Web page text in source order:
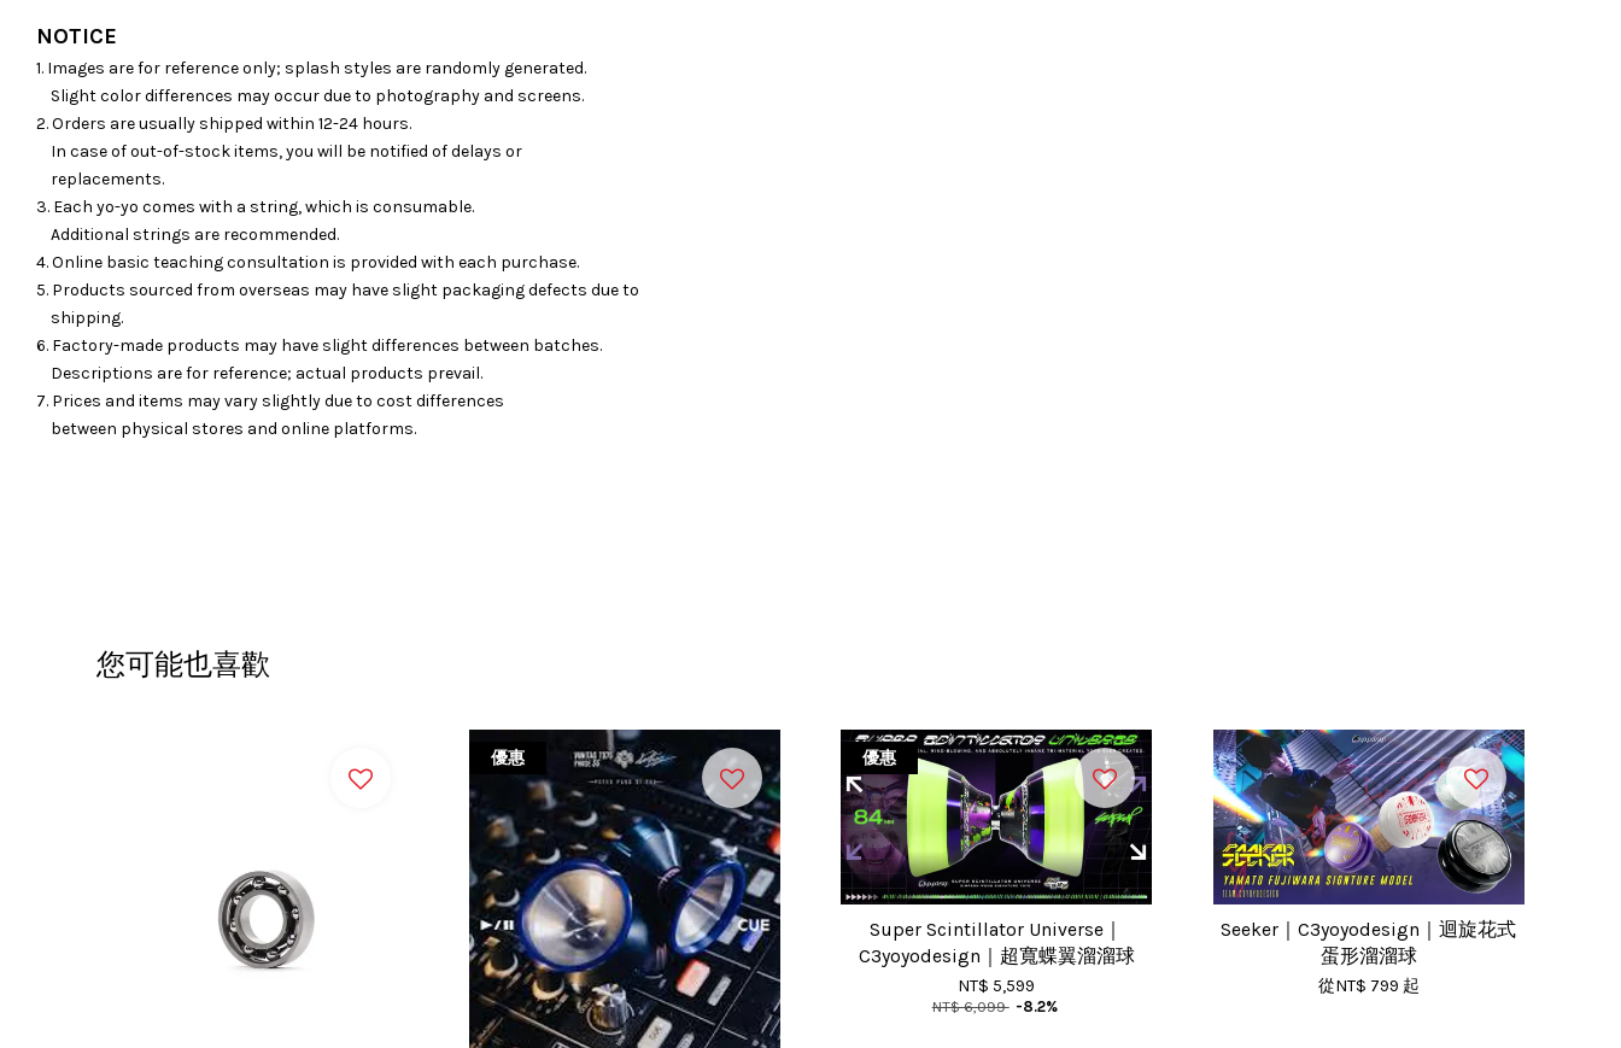
NOTICE
1. Images are for reference only; splash styles are randomly generated.
Slight color differences may occur due to photography and screens.
2. Orders are usually shipped within 12-24 hours.
In case of out-of-stock items, you will be notified of delays or
replacements.
3. Each yo-yo comes with a string, which is consumable.
Additional strings are recommended.
4. Online basic teaching consultation is provided with each purchase.
5. Products sourced from overseas may have slight packaging defects due to
shipping.
6. Factory-made products may have slight differences between batches.
Descriptions are for reference; actual products prevail.
7. Prices and items may vary slightly due to cost differences
between physical stores and online platforms.
您可能也喜歡
優惠 優惠
Super Scintillator Universe｜
C3yoyodesign｜超寬蝶翼溜溜球
NT$ 5,599
NT$ 6,099 -8.2%
Seeker｜C3yoyodesign｜迴旋花式
蛋形溜溜球
從NT$ 799 起